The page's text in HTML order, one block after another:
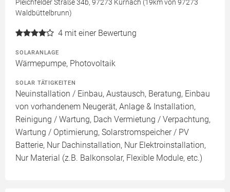
Pleichfelder Straße 34b, 97273 Kürnach (19km von 97273
Waldbüttelbrunn)
4 mit einer Bewertung
SOLARANLAGE
Wärmepumpe, Photovoltaik
SOLAR TÄTIGKEITEN
Neuinstallation / Einbau, Austausch, Beratung, Einbau
von vorhandenem Neugerät, Anlage & Installation,
Reinigung / Wartung, Dach Vermietung / Verpachtung,
Wartung / Optimierung, Solarstromspeicher / PV
Batterie, Nur Dachinstallation, Nur Elektroinstallation,
Nur Material (z.B. Balkonsolar, Flexible Module, etc.)